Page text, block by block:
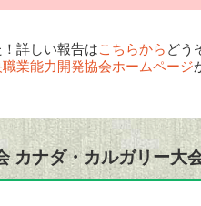
詳しい報告はこちらから どう
業能力開発協会ホームページ
カナダ・カルガリー大